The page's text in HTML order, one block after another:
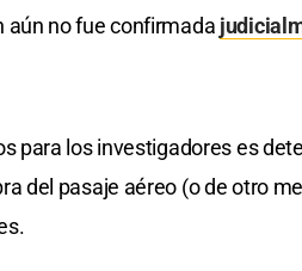
aún no fue confirmada
para los investigadores es
del pasaje aéreo (o de otro